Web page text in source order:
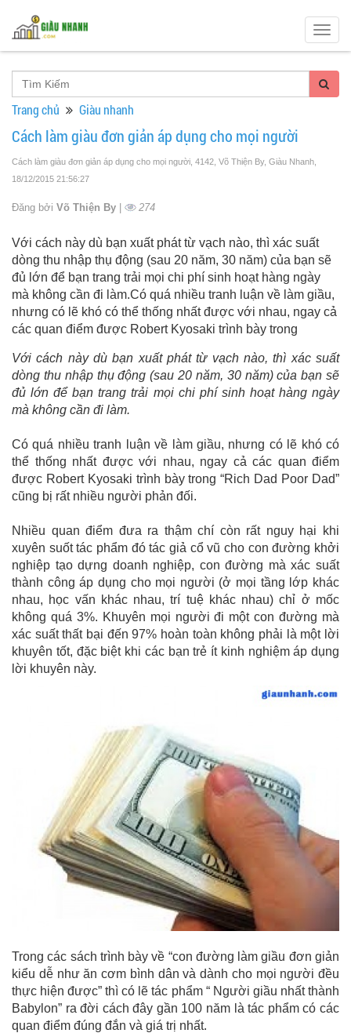
Trang chủ Giàu nhanh
Cách làm giàu đơn giản áp dụng cho mọi người
Cách làm giàu đơn giản áp dụng cho mọi người, 4142, Võ Thiện By, Giàu Nhanh
18/12/2015 21:56:27
Đăng bởi Võ Thiện By | 274
Với cách này dù bạn xuất phát từ vạch nào, thì xác suất
dòng thu nhập thụ động (sau 20 năm, 30 năm) của bạn sẽ
đủ lớn để bạn trang trải mọi chi phí sinh hoạt hàng ngày
mà không cần đi làm.Có quá nhiều tranh luận về làm giầu,
nhưng có lẽ khó có thể thống nhất được với nhau, ngay cả
các quan điểm được Robert Kyosaki trình bày trong
Với cách này dù bạn xuất phát từ vạch nào, thì xác suất
dòng thu nhập thụ động (sau 20 năm, 30 năm) của bạn sẽ
đủ lớn để bạn trang trải mọi chi phí sinh hoạt hàng ngày
mà không cần đi làm.
Có quá nhiều tranh luận về làm giầu, nhưng có lẽ khó có
thể thống nhất được với nhau, ngay cả các quan điểm
được Robert Kyosaki trình bày trong “Rich Dad Poor Dad”
cũng bị rất nhiều người phản đối.
Nhiều quan điểm đưa ra thậm chí còn rất nguy hại khi
xuyên suốt tác phẩm đó tác giả cổ vũ cho con đường khởi
nghiệp tạo dựng doanh nghiệp, con đường mà xác suất
thành công áp dụng cho mọi người (ở mọi tầng lớp khác
nhau, học vấn khác nhau, trí tuệ khác nhau) chỉ ở mốc
không quá 3%. Khuyên mọi người đi một con đường mà
xác suất thất bại đến 97% hoàn toàn không phải là một lời
khuyên tốt, đặc biệt khi các bạn trẻ ít kinh nghiệm áp dụng
lời khuyên này.
Trong các sách trình bày về “con đường làm giầu đơn giản
kiểu dễ như ăn cơm bình dân và dành cho mọi người đều
thực hiện được” thì có lẽ tác phẩm “ Người giầu nhất thành
Babylon” ra đời cách đây gần 100 năm là tác phẩm có các
quan điểm đúng đắn và giá trị nhất.